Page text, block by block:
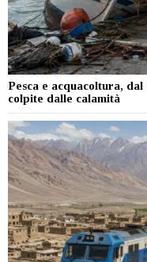
Pesca e acquacoltura,
colpite dalle calamità